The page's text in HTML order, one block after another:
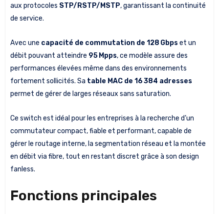
aux protocoles STP/RSTP/MSTP, garantissant la continuité
de service.
Avec une capacité de commutation de 128 Gbps et un
débit pouvant atteindre 95 Mpps, ce modèle assure des
performances élevées même dans des environnements
fortement sollicités. Sa table MAC de 16 384 adresses
permet de gérer de larges réseaux sans saturation.
Ce switch est idéal pour les entreprises à la recherche d’un
commutateur compact, fiable et performant, capable de
gérer le routage interne, la segmentation réseau et la montée
en débit via fibre, tout en restant discret grâce à son design
fanless.
Fonctions principales